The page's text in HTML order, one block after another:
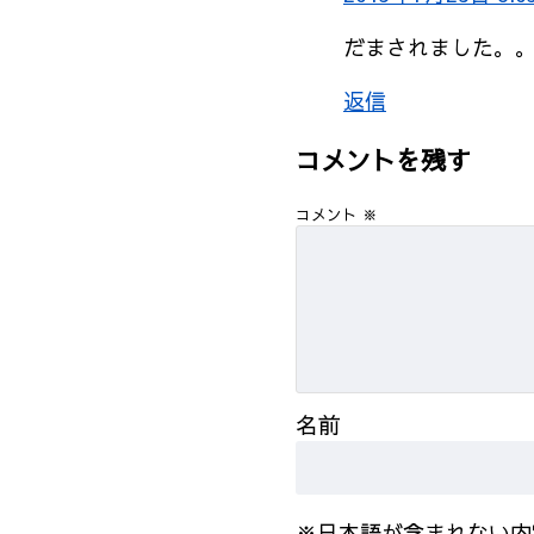
だまされました。。
返信
コメントを残す
コメント ※
名前